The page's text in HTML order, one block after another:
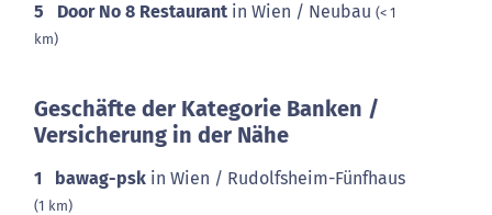
5 Door No 8 Restaurant in Wien / Neubau (< 1
km)
Geschäfte der Kategorie Banken /
Versicherung in der Nähe
1 bawag-psk in Wien / Rudolfsheim-Fünfhaus
(1 km)